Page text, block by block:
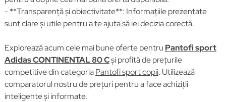
- **Transparență și obiectivitate**: Informațiile prezentate
sunt clare și utile pentru a te ajuta să iei decizia corectă.
Explorează acum cele mai bune oferte pentru Pantofi sport
Adidas CONTINENTAL 80 Cși profită de prețurile
competitive din categoriaPantofi sport copii. Utilizează
comparatorul nostru de prețuri pentru a face achiziții
inteligente și informate.